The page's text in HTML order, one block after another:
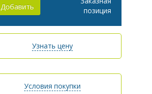
Добавить
позиция
Узнать цену
Условия покупки